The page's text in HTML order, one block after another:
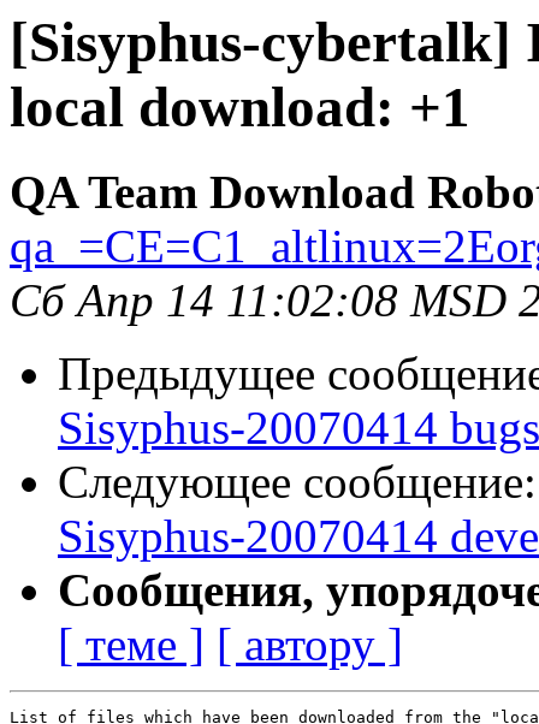
[Sisyphus-cybertalk]
local download: +1
QA Team Download
Сб Апр 14 11:02:08 MSD
Предыдущее
Sisyphus-20070414
Следующее
Sisyphus-20070414
Сообщения,
[ теме ] [ автору ]
List of files which have been downloaded from the